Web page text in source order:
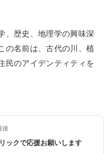
、歴史、地理学の興味深
の名前は、古代の川、植
民のアイデンティティを
後
ックで応援お願いします